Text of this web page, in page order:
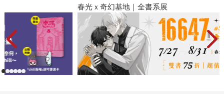
春光ｘ奇幻基地｜全書系展